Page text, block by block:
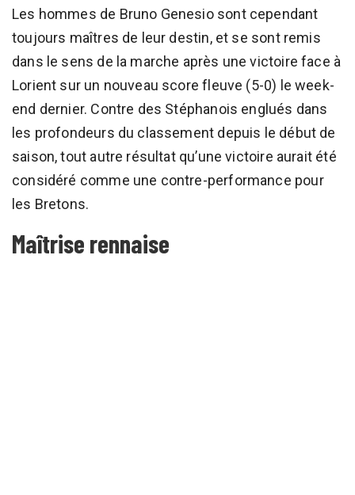
Les hommes de Bruno Genesio sont cependant
toujours maîtres de leur destin, et se sont remis
dans le sens de la marche après une victoire face à
Lorient sur un nouveau score fleuve (5-0) le week-
end dernier. Contre des Stéphanois englués dans
les profondeurs du classement depuis le début de
saison, tout autre résultat qu’une victoire aurait été
considéré comme une contre-performance pour
les Bretons.
Maîtrise rennaise